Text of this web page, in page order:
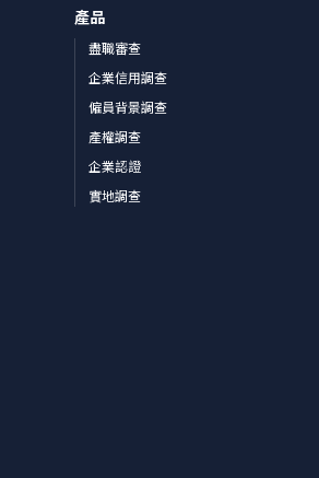
產品
盡職審查
企業信用調查
僱員背景調查
產權調查
企業認證
實地調查